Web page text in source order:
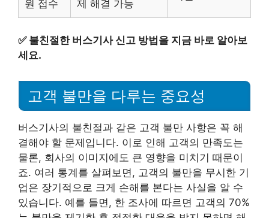
원 접수 제 해결 가능
✅ 불친절한 버스기사 신고 방법을 지금 바로 알아보
세요.
고객 불만을 다루는 중요성
버스기사의 불친절과 같은 고객 불만 사항은 꼭 해
결해야 할 문제입니다. 이로 인해 고객의 만족도는
물론, 회사의 이미지에도 큰 영향을 미치기 때문이
죠. 여러 통계를 살펴보면, 고객의 불만을 무시한 기
업은 장기적으로 크게 손해를 본다는 사실을 알 수
있습니다. 예를 들면, 한 조사에 따르면 고객의 70%